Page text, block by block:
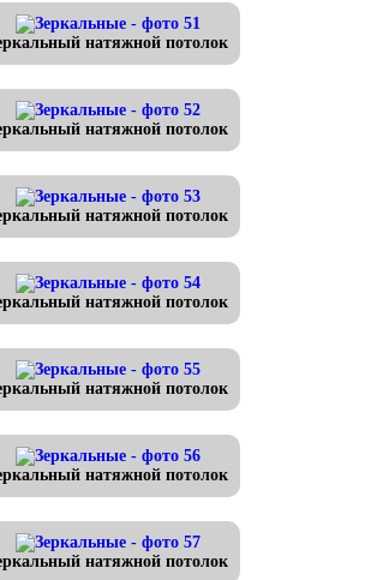
натяжной потолок
натяжной потолок
натяжной потолок
натяжной потолок
натяжной потолок
натяжной потолок
натяжной потолок